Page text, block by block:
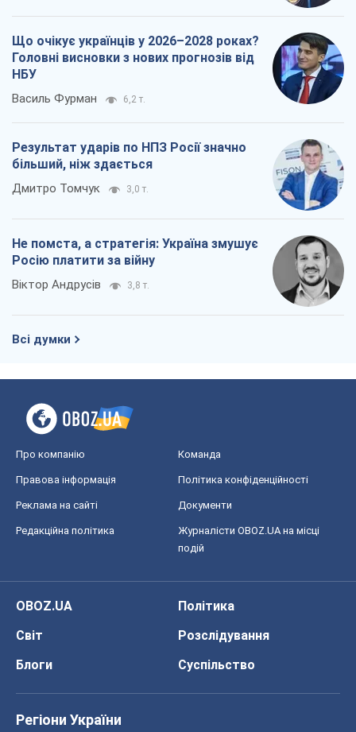
Що очікує українців у 2026–2028 роках?
Головні висновки з нових прогнозів від
НБУ
Василь Фурман 6,2 т.
Результат ударів по НПЗ Росії значно
більший, ніж здається
Дмитро Томчук 3,0 т.
Не помста, а стратегія: Україна змушує
Росію платити за війну
Віктор Андрусів 3,8 т.
Всі думки
Про компанію Команда
Правова інформація Політика конфіденційності
Реклама на сайті Документи
Редакційна політика
Журналісти OBOZ.UA на місці
подій
OBOZ.UA
Політика
Світ
Розслідування
Блоги
Суспільство
Регіони України